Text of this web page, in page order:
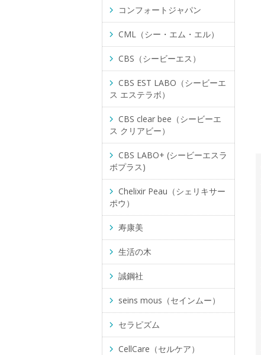
コンフォートジャパン
CML（シー・エム・エル）
CBS（シービーエス）
CBS EST LABO（シービーエ
ス エステラボ）
CBS clear bee（シービーエ
ス クリアビー）
CBS LABO+ (シービーエスラ
ボプラス)
Chelixir Peau（シェリキサー
ポウ）
寿康美
生活の木
誠鋼社
seins mous（セインムー）
セラピズム
CellCare（セルケア）